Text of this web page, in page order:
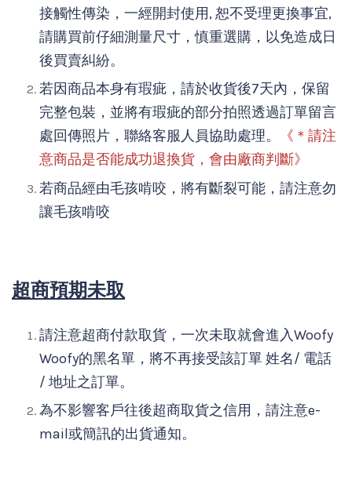
接觸性傳染，一經開封使用, 恕不受理更換事宜,
請購買前仔細測量尺寸，慎重選購，以免造成日
後買賣糾紛。
若因商品本身有瑕疵，請於收貨後7天內，保留
完整包裝，並將有瑕疵的部分拍照透過訂單留言
處回傳照片，聯絡客服人員協助處理。
《＊請注
意商品是否能成功退換貨，會由廠商判斷》
若商品經由毛孩啃咬，將有斷裂可能，請注意勿
讓毛孩啃咬
超商預期未取
請注意超商付款取貨，一次未取就會進入Woofy
Woofy的黑名單，將不再接受該訂單 姓名/ 電話
/ 地址之訂單。
為不影響客戶往後超商取貨之信用，請注意e-
mail或簡訊的出貨通知。